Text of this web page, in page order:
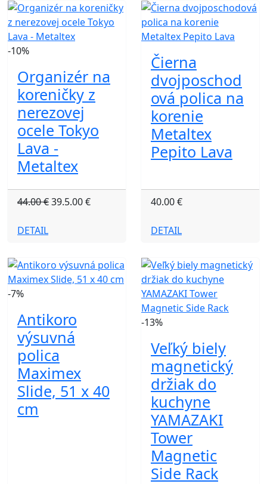
-10%
Organizér na
koreničky z
nerezovej
ocele Tokyo
Lava -
Metaltex
44.00 €39.5.00 €
DETAIL
Čierna
dvojposchod
ová polica na
korenie
Metaltex
Pepito Lava
40.00 €
DETAIL
-7%
Antikoro
výsuvná
polica
Maximex
Slide, 51 x 40
cm
-13%
Veľký biely
magnetický
držiak do
kuchyne
YAMAZAKI
Tower
Magnetic
Side Rack